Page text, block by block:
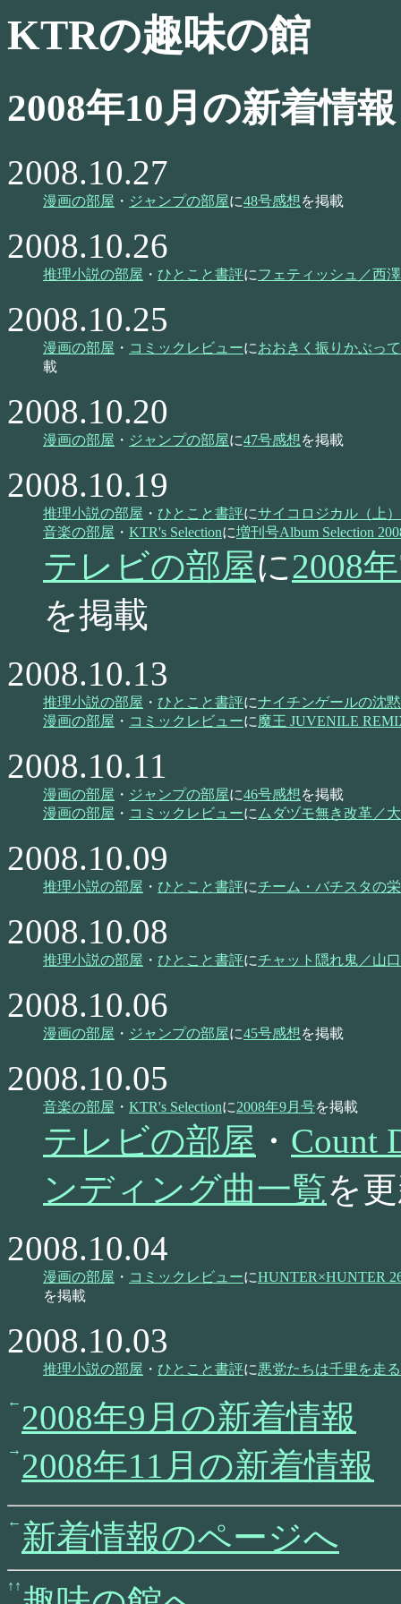
KTRの趣味の館
2008年10月の新着情報
2008.10.27
漫画の部屋 ・ ジャンプの部屋に48号感想を掲載
2008.10.26
推理小説の部屋 ・ ひとこと書評にフェティッシュ／西
2008.10.25
漫画の部屋 ・ コミックレビューにおおきく振りかぶっ
載
2008.10.20
漫画の部屋 ・ ジャンプの部屋に47号感想を掲載
2008.10.19
推理小説の部屋 ・ ひとこと書評にサイコロジカル（上）
音楽の部屋 ・ KTR's Selectionに増刊号Album Selection
テレビの部屋に2008
を掲載
2008.10.13
推理小説の部屋 ・ ひとこと書評にナイチンゲールの沈
漫画の部屋 ・ コミックレビューに魔王 JUVENILE
2008.10.11
漫画の部屋 ・ ジャンプの部屋に46号感想を掲載
漫画の部屋 ・ コミックレビューに ムダヅモ無き改革／
2008.10.09
推理小説の部屋 ・ ひとこと書評にチーム・バチスタの
2008.10.08
推理小説の部屋 ・ ひとこと書評にチャット隠れ鬼／山
2008.10.06
漫画の部屋 ・ ジャンプの部屋に45号感想を掲載
2008.10.05
音楽の部屋 ・ KTR's Selectionに2008年9月号を掲載
テレビの部屋 ・ Count
ンディング曲一覧を
2008.10.04
漫画の部屋 ・ コミックレビューにHUNTER×HUNTER
を掲載
2008.10.03
推理小説の部屋 ・ ひとこと書評に悪党たちは千里を走
2008年9月の新着情報
2008年11月の新着情報
新着情報のページへ